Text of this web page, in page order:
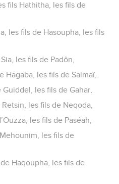
fils Hathitha, les fils de
les fils de Hasoupha, les fils
les fils de Padôn,
Hagaba, les fils de Salmaï,
les fils de Gahar,
les fils de Neqoda,
les fils de Paséah,
les fils de
Haqoupha, les fils de